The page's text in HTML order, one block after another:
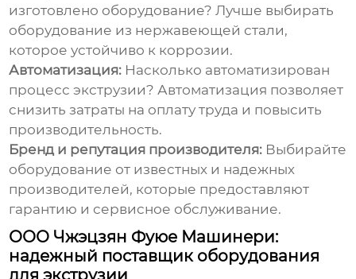
изготовлено оборудование? Лучше выбирать
оборудование из нержавеющей стали,
которое устойчиво к коррозии.
Автоматизация: Насколько автоматизирован
процесс экструзии? Автоматизация позволяет
снизить затраты на оплату труда и повысить
производительность.
Бренд и репутация производителя: Выбирайте
оборудование от известных и надежных
производителей, которые предоставляют
гарантию и сервисное обслуживание.
ООО Чжэцзян Фуюе Машинери:
надежный поставщик оборудования
для экструзии